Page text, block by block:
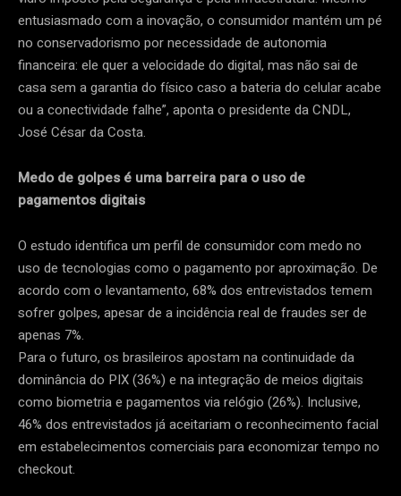
entusiasmado com a inovação, o consumidor mantém um pé
no conservadorismo por necessidade de autonomia
financeira: ele quer a velocidade do digital, mas não sai de
casa sem a garantia do físico caso a bateria do celular acabe
ou a conectividade falhe”, aponta o presidente da CNDL,
José César da Costa.
Medo de golpes é uma barreira para o uso de
pagamentos digitais
O estudo identifica um perfil de consumidor com medo no
uso de tecnologias como o pagamento por aproximação. De
acordo com o levantamento, 68% dos entrevistados temem
sofrer golpes, apesar de a incidência real de fraudes ser de
apenas 7%.
Para o futuro, os brasileiros apostam na continuidade da
dominância do PIX (36%) e na integração de meios digitais
como biometria e pagamentos via relógio (26%). Inclusive,
46% dos entrevistados já aceitariam o reconhecimento facial
em estabelecimentos comerciais para economizar tempo no
checkout.